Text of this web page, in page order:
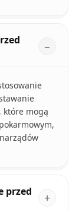
które mogą
przed